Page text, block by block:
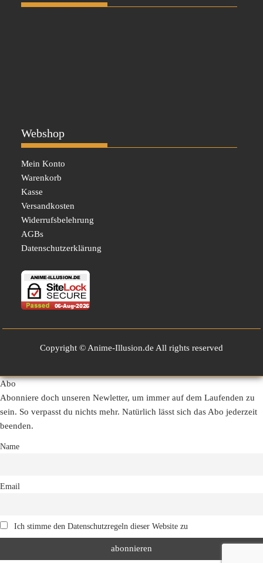
Webshop
Mein Konto
Warenkorb
Kasse
Versandkosten
Widerrufsbelehrung
AGBs
Datenschutzerklärung
Copyright © Anime-Illusion.de All rights reserved
Abo
Abonniere doch unseren Newletter, um immer auf dem Laufenden zu
sein. So verpasst du nichts mehr. Natürlich lässt sich das Abo jederzeit
beenden.
Name
Email
Ich stimme den Datenschutzregeln dieser Website zu